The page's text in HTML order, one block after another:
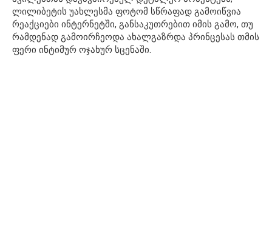
ლილიბეტის უახლესმა ფოტომ სწრაფად გამოიწვია
რეაქციები ინტერნეტში, განსაკუთრებით იმის გამო, თუ
რამდენად გამოირჩეოდა ახალგაზრდა პრინცესას თმის
ფერი ინტიმურ ოჯახურ სცენაში.